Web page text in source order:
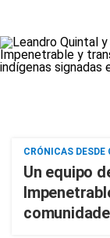
CRÓNICAS DESDE
Un equipo